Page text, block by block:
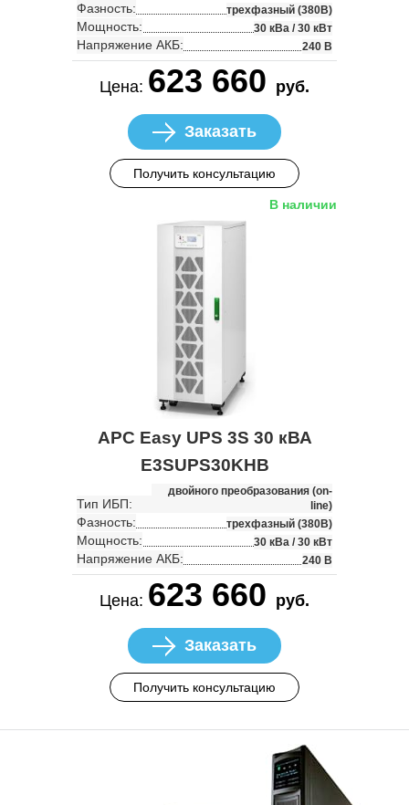
Фазность: трехфазный (380В)
Мощность: 30 кВа / 30 кВт
Напряжение АКБ: 240 В
Цена: 623 660 руб.
Заказать
Получить консультацию
В наличии
APC Easy UPS 3S 30 кВА
E3SUPS30KHB
Тип ИБП:
двойного преобразования (on-
line)
Фазность: трехфазный (380В)
Мощность: 30 кВа / 30 кВт
Напряжение АКБ: 240 В
Цена: 623 660 руб.
Заказать
Получить консультацию